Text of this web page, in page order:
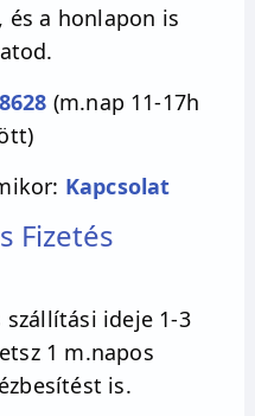
a honlapon is
(m.nap 11-17h
Kapcsolat
Fizetés
ideje 1-3
1 m.napos
is.